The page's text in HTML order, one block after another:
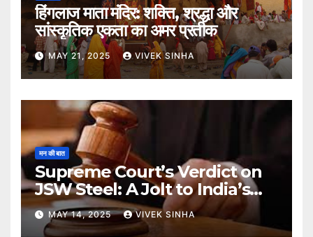
हिंगलाज माता मंदिर: शक्ति, श्रद्धा और
सांस्कृतिक एकता का अमर प्रतीक
MAY 21, 2025 VIVEK SINHA
मन की बात
Supreme Court’s Verdict on
JSW Steel: A Jolt to India’s
Insolvency Framework
MAY 14, 2025 VIVEK SINHA